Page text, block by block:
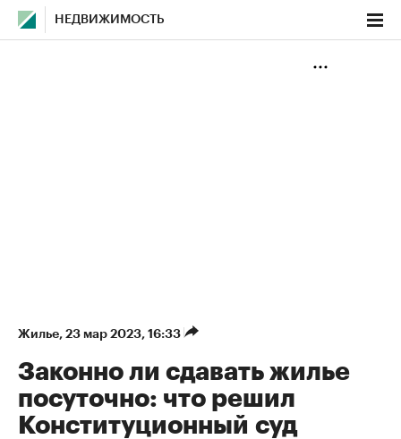
НЕДВИЖИМОСТЬ
Жилье⁠, 23 мар 2023, 16:33
Законно ли сдавать жилье
посуточно: что решил
Конституционный суд